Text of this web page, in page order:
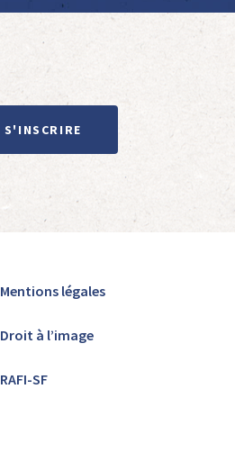
S'INSCRIRE
Mentions légales
Droit à l’image
RAFI-SF